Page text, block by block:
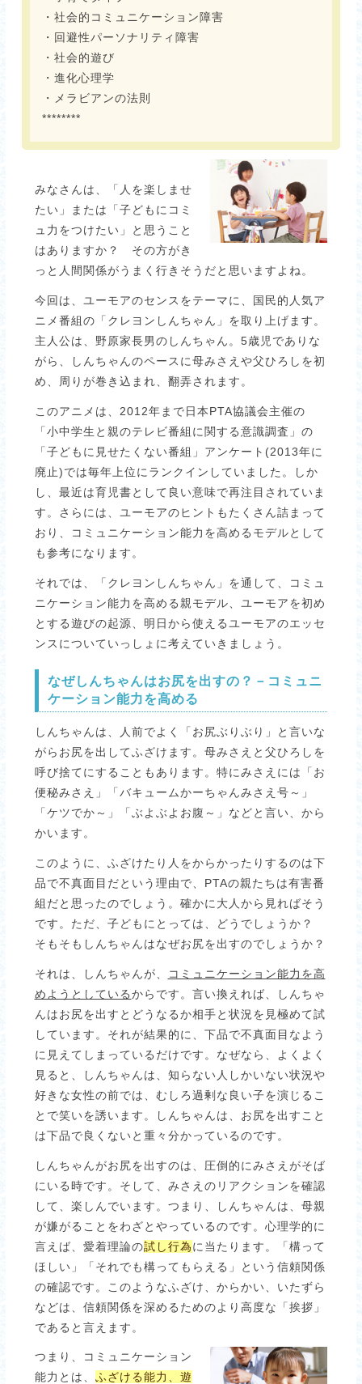
・社会的コミュニケーション障害
・回避性パーソナリティ障害
・社会的遊び
・進化心理学
・メラビアンの法則
********
みなさんは、「人を楽しませ
たい」または「子どもにコミ
ュ力をつけたい」と思うこと
はありますか？ その方がき
っと人間関係がうまく行きそうだと思いますよね。
今回は、ユーモアのセンスをテーマに、国民的人気ア
ニメ番組の「クレヨンしんちゃん」を取り上げます。
主人公は、野原家長男のしんちゃん。5歳児でありな
がら、しんちゃんのペースに母みさえや父ひろしを初
め、周りが巻き込まれ、翻弄されます。
このアニメは、2012年まで日本PTA協議会主催の
「小中学生と親のテレビ番組に関する意識調査」の
「子どもに見せたくない番組」アンケート(2013年に
廃止)では毎年上位にランクインしていました。しか
し、最近は育児書として良い意味で再注目されていま
す。さらには、ユーモアのヒントもたくさん詰まって
おり、コミュニケーション能力を高めるモデルとして
も参考になります。
それでは、「クレヨンしんちゃん」を通して、コミュ
ニケーション能力を高める親モデル、ユーモアを初め
とする遊びの起源、明日から使えるユーモアのエッセ
ンスについていっしょに考えていきましょう。
なぜしんちゃんはお尻を出すの？－コミュニ
ケーション能力を高める
しんちゃんは、人前でよく「お尻ぶりぶり」と言いな
がらお尻を出してふざけます。母みさえと父ひろしを
呼び捨てにすることもあります。特にみさえには「お
便秘みさえ」「バキュームかーちゃんみさえ号～」
「ケツでか～」「ぶよぶよお腹～」などと言い、から
かいます。
このように、ふざけたり人をからかったりするのは下
品で不真面目だという理由で、PTAの親たちは有害番
組だと思ったのでしょう。確かに大人から見ればそう
です。ただ、子どもにとっては、どうでしょうか？
そもそもしんちゃんはなぜお尻を出すのでしょうか？
それは、しんちゃんが、
コミュニケーション能力を高
めようとしているからです。言い換えれば、しんちゃ
んはお尻を出すとどうなるか相手と状況を見極めて試
しています。それが結果的に、下品で不真面目なよう
に見えてしまっているだけです。なぜなら、よくよく
見ると、しんちゃんは、知らない人しかいない状況や
好きな女性の前では、むしろ過剰な良い子を演じるこ
とで笑いを誘います。しんちゃんは、お尻を出すこと
は下品で良くないと重々分かっているのです。
しんちゃんがお尻を出すのは、圧倒的にみさえがそば
にいる時です。そして、みさえのリアクションを確認
して、楽しんでいます。つまり、しんちゃんは、母親
が嫌がることをわざとやっているのです。心理学的に
言えば、愛着理論の試し行為に当たります。「構って
ほしい」「それでも構ってもらえる」という信頼関係
の確認です。このようなふざけ、からかい、いたずら
などは、信頼関係を深めるためのより高度な「挨拶」
であると言えます。
つまり、コミュニケーション
能力とは、 ふざける能力、遊